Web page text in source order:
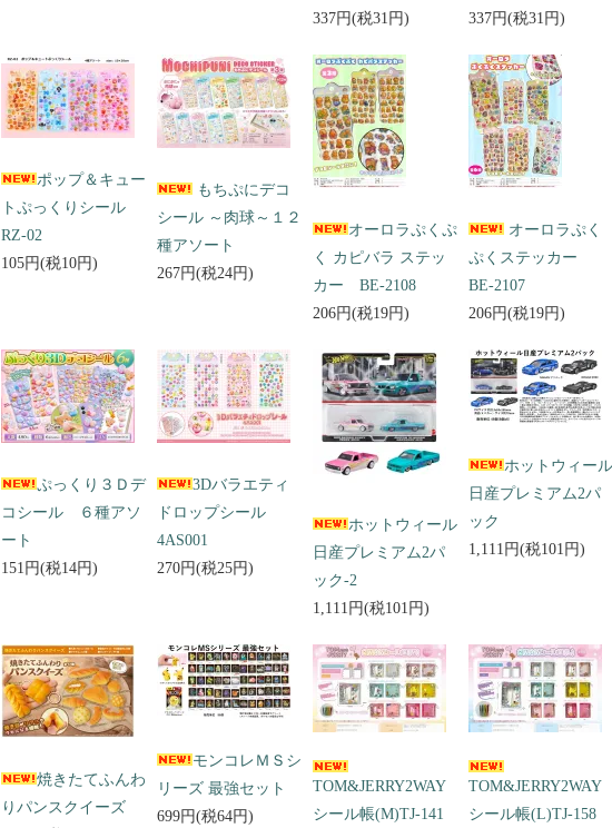
337円(税31円)
337円(税31円)
ポップ＆キュー
トぷっくりシール
RZ-02
105円(税10円)
もちぷにデコ
シール ～肉球～１２
種アソート
267円(税24円)
オーロラぷくぷ
く カピバラ ステッ
カー BE-2108
206円(税19円)
オーロラぷく
ぷくステッカー
BE-2107
206円(税19円)
ぷっくり３Ｄデ
コシール ６種アソ
ート
151円(税14円)
3Dバラエティ
ドロップシール
4AS001
270円(税25円)
ホットウィール
日産プレミアム2パ
ック-2
1,111円(税101円)
ホットウィール
日産プレミアム2パ
ック
1,111円(税101円)
焼きたてふんわ
りパンスクイーズ
モンコレＭＳシ
リーズ 最強セット
699円(税64円)
TOM&JERRY2WAY
シール帳(M)TJ-141
TOM&JERRY2WAY
シール帳(L)TJ-158